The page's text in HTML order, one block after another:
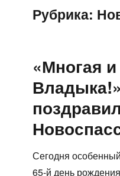
Рубрика:
«Многая
Сегодня
65-й день